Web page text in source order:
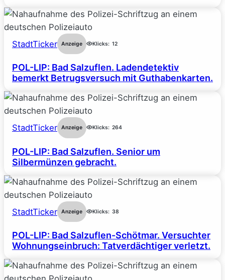
StadtTicker Anzeige Klicks: 12
POL-LIP: Bad Salzuflen. Ladendetektiv
bemerkt Betrugsversuch mit Guthabenkarten.
StadtTicker Anzeige Klicks: 264
POL-LIP: Bad Salzuflen. Senior um
Silbermünzen gebracht.
StadtTicker Anzeige Klicks: 38
POL-LIP: Bad Salzuflen-Schötmar. Versuchter
Wohnungseinbruch: Tatverdächtiger verletzt.